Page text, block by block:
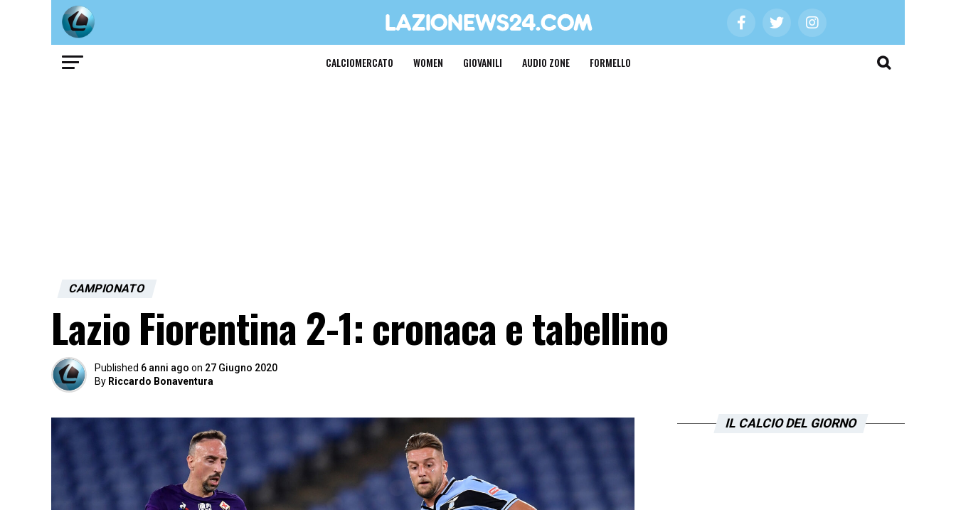
CALCIOMERCATO WOMEN GIOVANILI AUDIO ZONE FORMELLO
CAMPIONATO
Lazio Fiorentina 2-1: cronaca e tabellino
Published 6 anni ago on 27 Giugno 2020
By Riccardo Bonaventura
IL CALCIO DEL GIORNO